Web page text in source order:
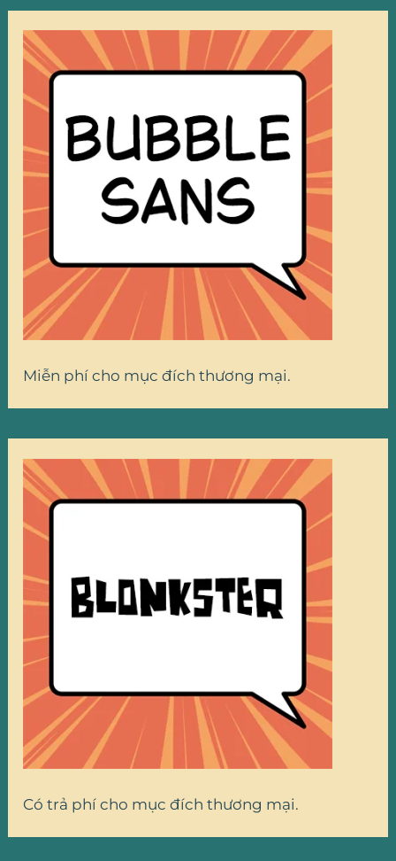
Miễn phí cho mục đích thương mại.
Có trả phí cho mục đích thương mại.